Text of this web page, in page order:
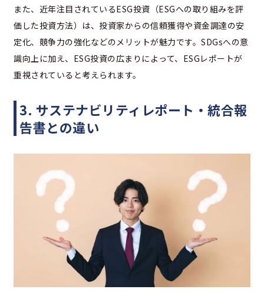
また、近年注目されているESG投資（ESGへの取り組みを評
価した投資方法）は、投資家からの信頼獲得や資金調達の安
定化、競争力の強化などのメリットが魅力です。SDGsへの意
識向上に加え、ESG投資の広まりによって、ESGレポートが
重視されていると考えられます。
3. サステナビリティレポート・統合報
告書との違い